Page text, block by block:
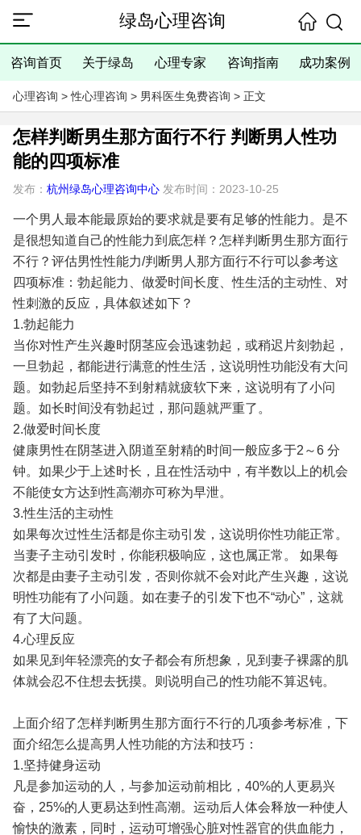
绿岛心理咨询
咨询首页 关于绿岛 心理专家 咨询指南 成功案例
心理咨询 >性心理咨询 > 男科医生免费咨询 > 正文
怎样判断男生那方面行不行 判断男人性功
能的四项标准
发布： 杭州绿岛心理咨询中心发布时间：2023-10-25
一个男人最本能最原始的要求就是要有足够的性能力。是不
是很想知道自己的性能力到底怎样？怎样判断男生那方面行
不行？评估男性性能力/判断男人那方面行不行可以参考这
四项标准：勃起能力、做爱时间长度、性生活的主动性、对
性刺激的反应，具体叙述如下？
1.勃起能力
当你对性产生兴趣时阴茎应会迅速勃起，或稍迟片刻勃起，
一旦勃起，都能进行满意的性生活，这说明性功能没有大问
题。如勃起后坚持不到射精就疲软下来，这说明有了小问
题。如长时间没有勃起过，那问题就严重了。
2.做爱时间长度
健康男性在阴茎进入阴道至射精的时间一般应多于2～6 分
钟。如果少于上述时长，且在性活动中，有半数以上的机会
不能使女方达到性高潮亦可称为早泄。
3.性生活的主动性
如果每次过性生活都是你主动引发，这说明你性功能正常。
当妻子主动引发时，你能积极响应，这也属正常。 如果每
次都是由妻子主动引发，否则你就不会对此产生兴趣，这说
明性功能有了小问题。如在妻子的引发下也不“动心”，这就
有了大问题。
4.心理反应
如果见到年轻漂亮的女子都会有所想象，见到妻子裸露的肌
体就会忍不住想去抚摸。则说明自己的性功能不算迟钝。
上面介绍了怎样判断男生那方面行不行的几项参考标准，下
面介绍怎么提高男人性功能的方法和技巧：
1.坚持健身运动
凡是参加运动的人，与参加运动前相比，40%的人更易兴
奋，25%的人更易达到性高潮。运动后人体会释放一种使人
愉快的激素，同时，运动可增强心脏对性器官的供血能力，